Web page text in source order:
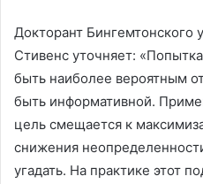
Докторант Бингемтонского
Стивенс уточняет:
быть наиболее вероятным
быть информативной.
цель смещается к
снижения
угадать. На практике этот